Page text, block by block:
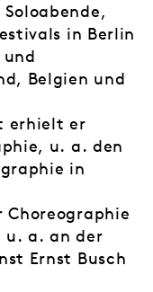
in Berlin
Belgien und
erhielt er
u. a. den
in
Choreographie
u. a. an der
Ernst Busch